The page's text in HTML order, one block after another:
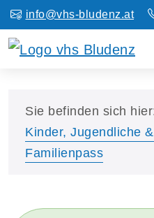
info@vhs-bludenz.at
Sie befinden sich
Kinder, Jugendliche
Familienpass